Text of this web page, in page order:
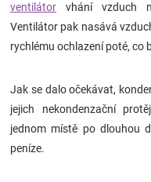
ventilátor vhání vzduch
Ventilátor pak nasává
rychlému ochlazení poté, co
Jak se dalo očekávat,
jejich nekondenzační
jednom místě po dlouhou
peníze.